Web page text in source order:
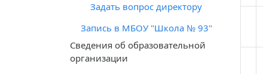
Задать вопрос директору
Запись в МБОУ "Школа № 93"
Cведения об образовательной
организации